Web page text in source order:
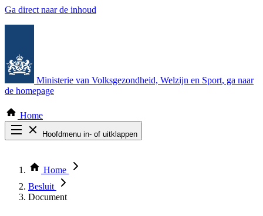
Ga direct naar de inhoud
Ministerie van Volksgezondheid, Welzijn en Sport, ga naar
de homepage
Home
Hoofdmenu in- of uitklappen
Thema COVID-19
Bekijk per bestuursorgaan
Home
Besluit
Document